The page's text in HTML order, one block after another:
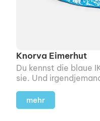
Knorva Eimerhut
Du kennst die blaue
sie. Und
mehr